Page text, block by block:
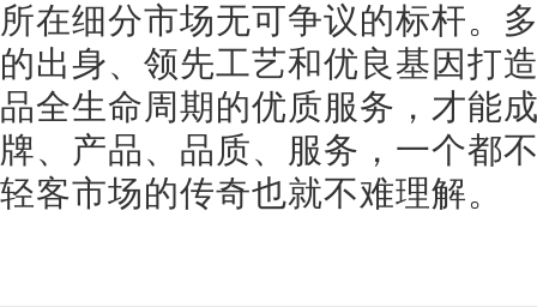
所在细分市场无可争议的标杆。
的出身、领先工艺和优良基因打
品全生命周期的优质服务，才能
牌、产品、品质、服务，一个都
轻客市场的传奇也就不难理解。